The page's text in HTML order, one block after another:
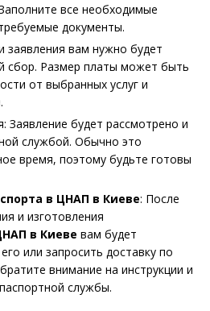
все необходимые
документы.
заявления вам нужно будет
сбор. Размер платы может быть
от выбранных услуг и
Заявление будет рассмотрено и
службой. Обычно это
время, поэтому будьте готовы
в ЦНАП в Киеве: После
и изготовления
в Киеве вам будет
или запросить доставку по
внимание на инструкции и
службы.